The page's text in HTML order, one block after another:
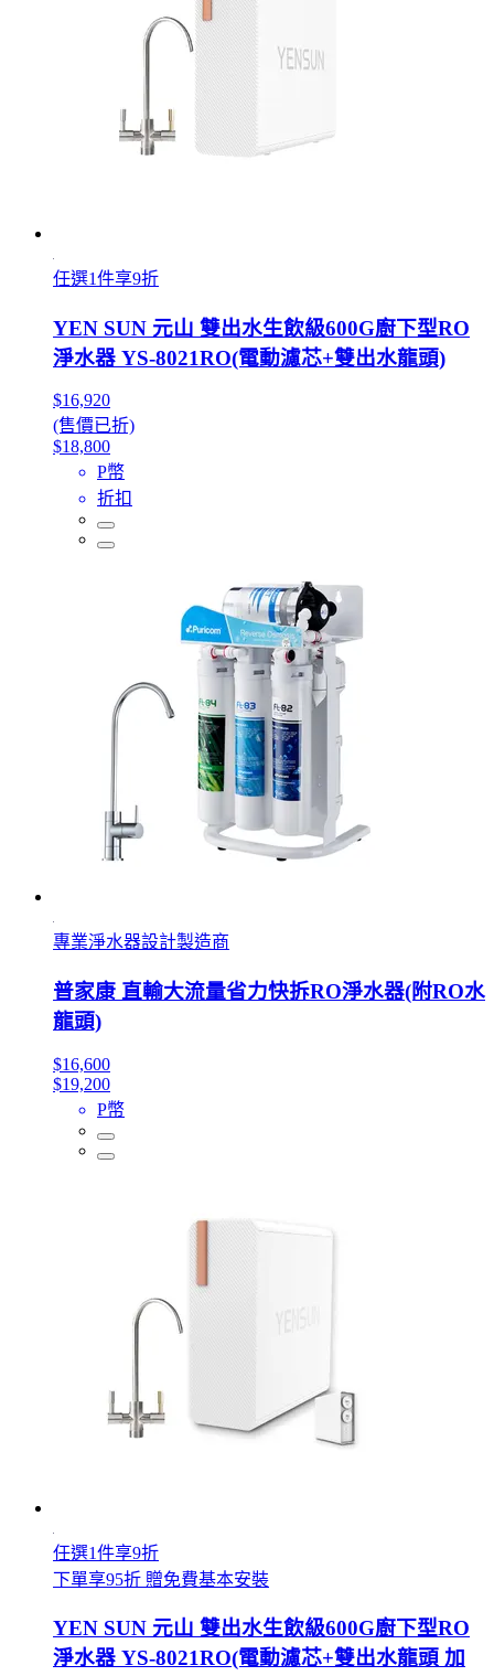
任選1件享9折
YEN SUN 元山 雙出水生飲級600G廚下型RO
淨水器 YS-8021RO(電動濾芯+雙出水龍頭)
$16,920
(售價已折)
$18,800
P幣
折扣
專業淨水器設計製造商
普家康 直輸大流量省力快拆RO淨水器(附RO水
龍頭)
$16,600
$19,200
P幣
任選1件享9折
下單享95折 贈免費基本安裝
YEN SUN 元山 雙出水生飲級600G廚下型RO
淨水器 YS-8021RO(電動濾芯+雙出水龍頭 加